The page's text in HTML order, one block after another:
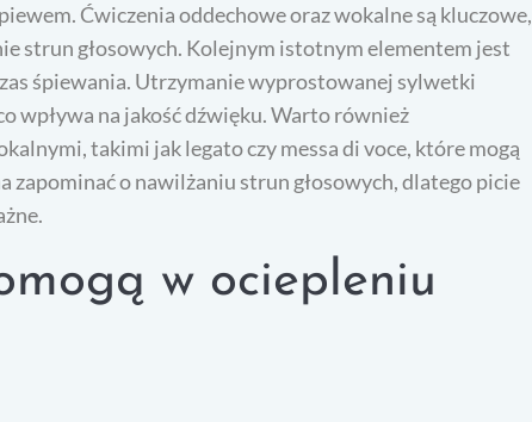
Ćwiczenia oddechowe oraz wokalne są kluczowe,
strun głosowych. Kolejnym istotnym elementem jest
śpiewania. Utrzymanie wyprostowanej sylwetki
wpływa na jakość dźwięku. Warto również
takimi jak legato czy messa di voce, które mogą
zapominać o nawilżaniu strun głosowych, dlatego picie
w ociepleniu